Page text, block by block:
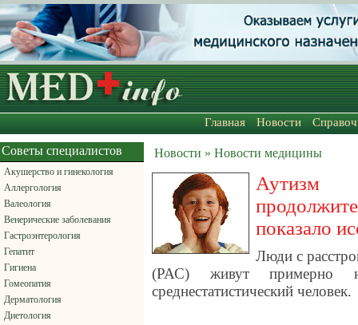
Главная Новости
Советы специалистов
Акушерство и гинекология
Аллергология
Валеология
Венерические заболевания
Гастроэнтерология
Гепатит
Гигиена
Гомеопатия
Дерматология
Диетология
Новости » Новости медицины
показало
Люди с
(РАС) живут
среднестатистический человек.